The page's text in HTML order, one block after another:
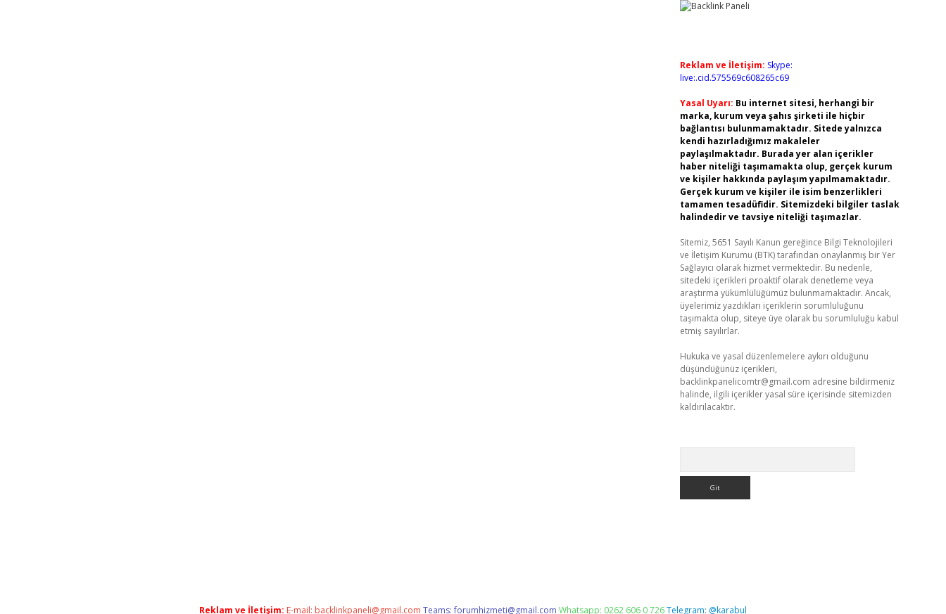
Reklam ve İletişim: Skype:
live:.cid.575569c608265c69
Yasal Uyarı: Bu internet sitesi, herhangi bir
marka, kurum veya şahıs şirketi ile hiçbir
bağlantısı bulunmamaktadır. Sitede yalnızca
kendi hazırladığımız makaleler
paylaşılmaktadır. Burada yer alan içerikler
haber niteliği taşımamakta olup, gerçek kurum
ve kişiler hakkında paylaşım yapılmamaktadır.
Gerçek kurum ve kişiler ile isim benzerlikleri
tamamen tesadüfidir. Sitemizdeki bilgiler taslak
halindedir ve tavsiye niteliği taşımazlar.
Sitemiz, 5651 Sayılı Kanun gereğince Bilgi Teknolojileri
ve İletişim Kurumu (BTK) tarafından onaylanmış bir Yer
Sağlayıcı olarak hizmet vermektedir. Bu nedenle,
sitedeki içerikleri proaktif olarak denetleme veya
araştırma yükümlülüğümüz bulunmamaktadır. Ancak,
üyelerimiz yazdıkları içeriklerin sorumluluğunu
taşımakta olup, siteye üye olarak bu sorumluluğu kabul
etmiş sayılırlar.
Hukuka ve yasal düzenlemelere aykırı olduğunu
düşündüğünüz içerikleri,
backlinkpanelicomtr@gmail.com adresine bildirmeniz
halinde, ilgili içerikler yasal süre içerisinde sitemizden
kaldırılacaktır.
Reklam ve İletişim: E-mail: backlinkpaneli@gmail.com Teams:forumhizmeti@gmail.com Whatsapp: 0262 606 0 726Telegram: @karabul